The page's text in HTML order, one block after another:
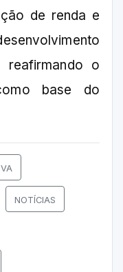
de renda e
reafirmando o
base do
NOTÍCIAS